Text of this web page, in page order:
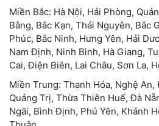
Miền Bắc: Hà Nội, Hải Phòng,
Bằng, Bắc Kạn, Thái Nguyên, Bắc
Phúc, Bắc Ninh, Hưng Yên, Hải
Nam Định, Ninh Bình, Hà Giang,
Cai, Điện Biên, Lai Châu, Sơn La,
Miền Trung: Thanh Hóa, Nghệ An,
Quảng Trị, Thừa Thiên Huế, Đà
Ngãi, Bình Định, Phú Yên, Khánh